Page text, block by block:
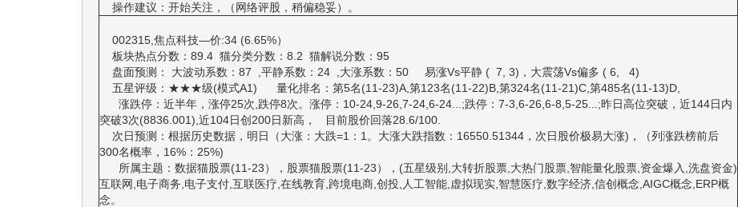
操作建议：开始关注，（网络评股，稍偏稳妥）。
002315,焦点科技—价:34 (6.65%）
板块热点分数：89.4 猫分类分数：8.2 猫解说分数：95
盘面预测： 大波动系数：87 ,平静系数：24 ,大涨系数：50 易涨Vs平静 ( 7, 3)，大震荡Vs偏多 ( 6, 4)
五星评级：★★★级(模式A1) 量化排名：第5名(11-23)A,第123名(11-22)B,第324名(11-21)C,第485名(11-13)D,
涨跌停：近半年，涨停25次,跌停8次。涨停：10-24,9-26,7-24,6-24...;跌停：7-3,6-26,6-8,5-25...;昨日高位突破，近144日内
突破3次(8836.001),近104日创200日新高， 目前股价回落28.6/100.
次日预测：根据历史数据，明日（大涨：大跌=1：1。大涨大跌指数：16550.51344，次日股价极易大涨)，（列涨跌榜前后
300名概率，16%：25%)
所属主题：数据猫股票(11-23），股票猫股票(11-23），(五星级别,大转折股票,大热门股票,智能量化股票,资金爆入,洗盘资金)
互联网,电子商务,电子支付,互联医疗,在线教育,跨境电商,创投,人工智能,虚拟现实,智慧医疗,数字经济,信创概念,AIGC概念,ERP概
念。